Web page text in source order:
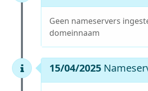
Geen nameservers
domeinnaam
15/04/2025